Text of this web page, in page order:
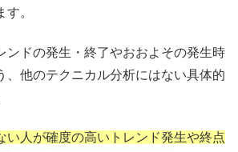
。
ンドの発生・終了やおおよその発生時
、他のテクニカル分析にはない具体的
い人が確度の高いトレンド発生や終点